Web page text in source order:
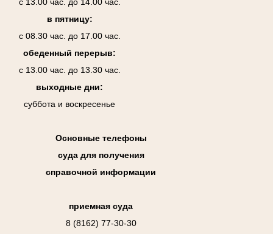
в пятницу:
с 08.30 час. до 17.00 час.
обеденный перерыв:
с 13.00 час. до 13.30 час.
выходные дни:
суббота и воскресенье
Основные телефоны
суда для получения
справочной информации
приемная суда
8 (8162) 77-30-30